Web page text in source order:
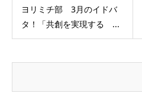
ヨリミチ部 3月のイドバ
タ！「共創を実現する ...